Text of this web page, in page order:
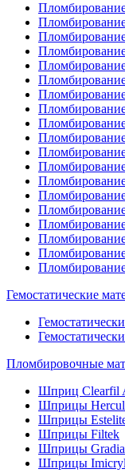
Гемостатические
Пломбировочные
Шприц Clearfil
Шприцы
Шприцы
Шприцы Filtek
Шприцы Gradia
Шприцы Imicryl